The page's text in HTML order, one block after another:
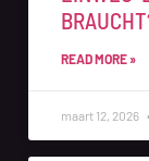
READ MORE »
maart 12, 2026